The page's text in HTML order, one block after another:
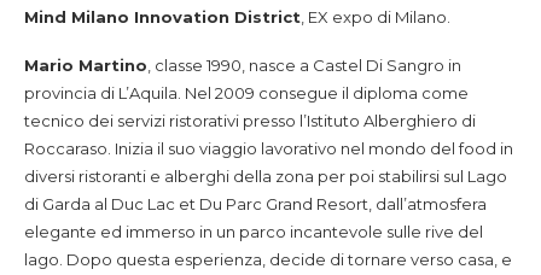
Mind Milano Innovation District , EX expo di Milano.
Mario Martino , classe 1990, nasce a Castel Di Sangro in
provincia di L’Aquila. Nel 2009 consegue il diploma come
tecnico dei servizi ristorativi presso l’Istituto Alberghiero di
Roccaraso. Inizia il suo viaggio lavorativo nel mondo del food in
diversi ristoranti e alberghi della zona per poi stabilirsi sul Lago
di Garda al Duc Lac et Du Parc Grand Resort, dall’atmosfera
elegante ed immerso in un parco incantevole sulle rive del
lago. Dopo questa esperienza, decide di tornare verso casa, e